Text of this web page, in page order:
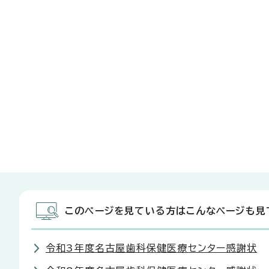
このページを見ている方はこんなページも見
令和3年度名古屋歯科保健医療センター感謝状